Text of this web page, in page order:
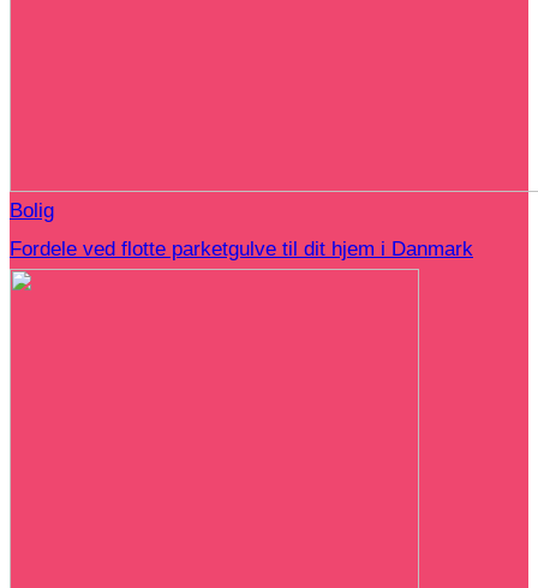
Bolig
Fordele ved flotte parketgulve til dit hjem i Danmark